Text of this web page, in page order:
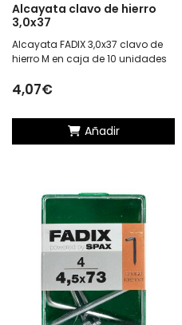
Alcayata clavo de hierro
3,0x37
Alcayata FADIX 3,0x37 clavo de
hierro M en caja de 10 unidades
4,07€
Añadir